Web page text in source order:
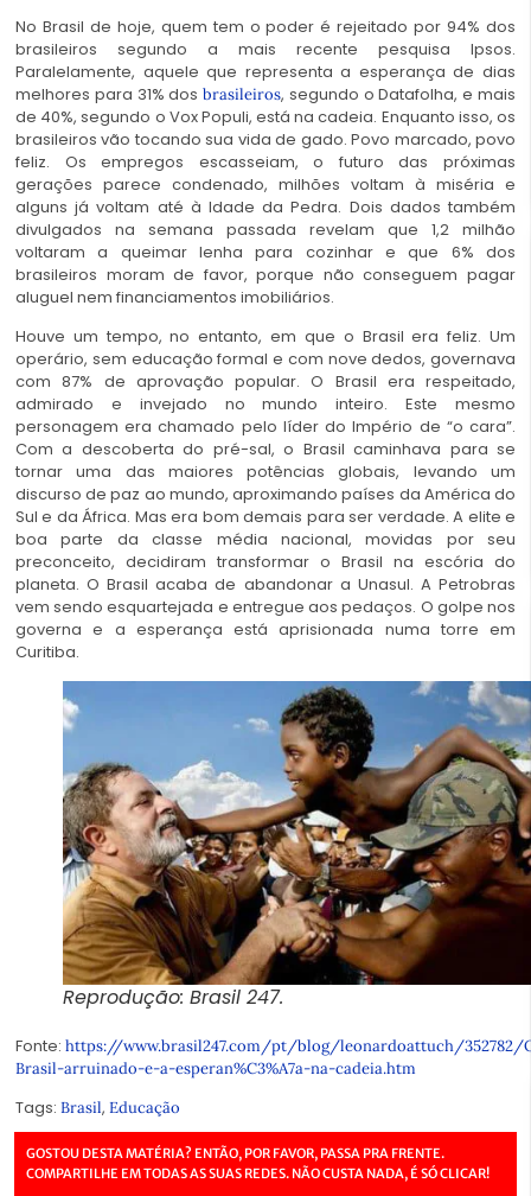
No Brasil de hoje, quem tem o poder é rejeitado por 94% dos
brasileiros segundo a mais recente pesquisa Ipsos.
Paralelamente, aquele que representa a esperança de dias
melhores para 31% dosbrasileiros, segundo o Datafolha, e mais
de 40%, segundo o Vox Populi, está na cadeia. Enquanto isso, os
brasileiros vão tocando sua vida de gado. Povo marcado, povo
feliz. Os empregos escasseiam, o futuro das próximas
gerações parece condenado, milhões voltam à miséria e
alguns já voltam até à Idade da Pedra. Dois dados também
divulgados na semana passada revelam que 1,2 milhão
voltaram a queimar lenha para cozinhar e que 6% dos
brasileiros moram de favor, porque não conseguem pagar
aluguel nem financiamentos imobiliários.
Houve um tempo, no entanto, em que o Brasil era feliz. Um
operário, sem educação formal e com nove dedos, governava
com 87% de aprovação popular. O Brasil era respeitado,
admirado e invejado no mundo inteiro. Este mesmo
personagem era chamado pelo líder do Império de “o cara”.
Com a descoberta do pré-sal, o Brasil caminhava para se
tornar uma das maiores potências globais, levando um
discurso de paz ao mundo, aproximando países da América do
Sul e da África. Mas era bom demais para ser verdade. A elite e
boa parte da classe média nacional, movidas por seu
preconceito, decidiram transformar o Brasil na escória do
planeta. O Brasil acaba de abandonar a Unasul. A Petrobras
vem sendo esquartejada e entregue aos pedaços. O golpe nos
governa e a esperança está aprisionada numa torre em
Curitiba.
Reprodução: Brasil 247.
Fonte: https://www.brasil247.com/pt/blog/leonardoattuch/352782/
Brasil-arruinado-e-a-esperan%C3%A7a-na-cadeia.htm
Tags: Brasil, Educação
GOSTOU DESTA MATÉRIA? ENTÃO, POR FAVOR, PASSA PRA FRENTE.
COMPARTILHE EM TODAS AS SUAS REDES. NÃO CUSTA NADA, É SÓ CLICAR!